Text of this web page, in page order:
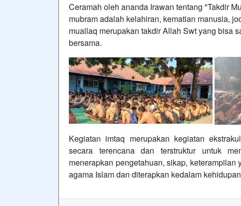
Ceramah oleh ananda Irawan tentang "Takdir
mubram adalah kelahiran, kematian manusia,
muallaq merupakan takdir Allah Swt yang bisa
bersama.
Kegiatan imtaq merupakan kegiatan
secara terencana dan terstruktur untuk
menerapkan pengetahuan, sikap,
agama Islam dan diterapkan kedalam